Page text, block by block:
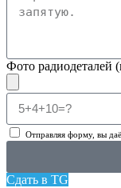
Фото радиодеталей
Отправляя форму, вы
Сдать в TG